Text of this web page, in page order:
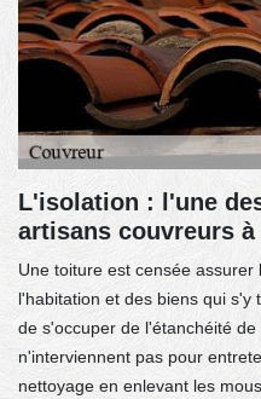
L'isolation : l'une
artisans couvreurs
Une toiture est censée
l'habitation et des biens qui s'y
de s'occuper de l'étanchéité
n'interviennent pas pour
nettoyage en enlevant les